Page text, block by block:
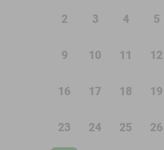
2 3 4 5
9 10 11 12
16 17 18 19
23 24 25 26